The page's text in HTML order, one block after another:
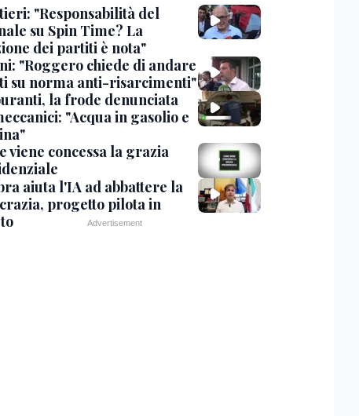
"Responsabilità del
su Spin Time? La
dei partiti è nota"
"Roggero chiede di andare
su norma anti-risarcimenti"
la frode denunciata
"Acqua in gasolio e
viene concessa la grazia
aiuta l'IA ad abbattere la
progetto pilota in